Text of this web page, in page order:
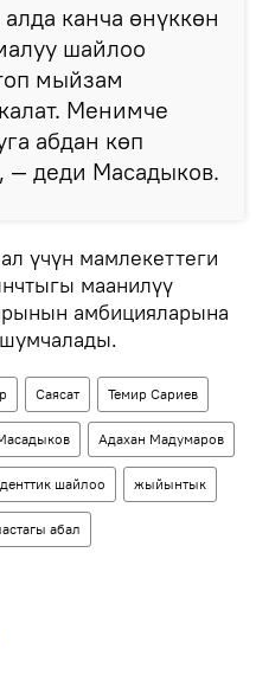
канча өнүккөн
шайлоо
мыйзам
Менимче
абдан көп
— деди Масадыков.
үчүн мамлекеттеги
маанилүү
амбицияларына
Саясат Темир Сариев
Адахан Мадумаров
шайлоо жыйынтык
абал